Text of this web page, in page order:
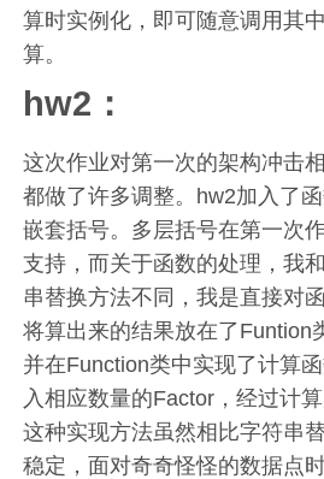
算时实例化，即可随意调用其
算。
hw2：
这次作业对第一次的架构冲击
都做了许多调整。hw2加入了
嵌套括号。多层括号在第一次
支持，而关于函数的处理，我
串替换方法不同，我是直接对
将算出来的结果放在了Funtion
并在Function类中实现了计算
入相应数量的Factor，经过计
这种实现方法虽然相比字符串
稳定，面对奇奇怪怪的数据点